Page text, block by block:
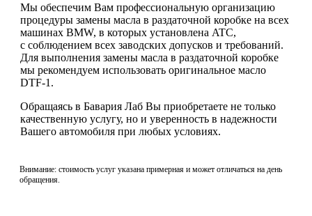
Мы обеспечим Вам профессиональную организацию
процедуры замены масла в раздаточной коробке на всех
машинах BMW, в которых установлена ATC,
с соблюдением всех заводских допусков и требований.
Для выполнения замены масла в раздаточной коробке
мы рекомендуем использовать оригинальное масло
DTF-1.
Обращаясь в Бавария Лаб Вы приобретаете не только
качественную услугу, но и уверенность в надежности
Вашего автомобиля при любых условиях.
Внимание: стоимость услуг указана примерная и может отличаться на день
обращения.